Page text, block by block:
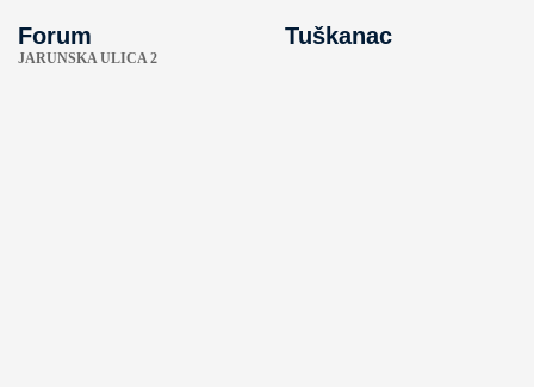
Forum
JARUNSKA ULICA 2
Tuškanac